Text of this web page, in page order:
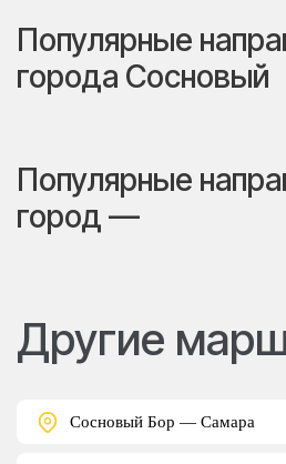
Популярные
города Сосновый
Популярные
город —
Другие
Сосновый Бор — Самара